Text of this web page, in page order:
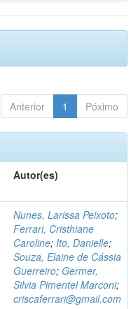
Anterior 1 Póximo
Autor(es)
Nunes, Larissa Peixoto;
Ferrari, Cristhiane
Caroline; Ito, Danielle;
Souza, Elaine de Cássia
Guerreiro; Germer,
Silvia Pimentel Marconi;
criscaferrari@gmail.com